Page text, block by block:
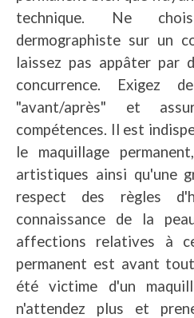
technique. Ne
dermographiste sur un
laissez pas appâter par
concurrence. Exigez
"avant/après" et
compétences. Il est
le maquillage
artistiques ainsi qu'une
respect des règles
connaissance de la
affections relatives à
permanent est avant
été victime d'un
n'attendez plus et